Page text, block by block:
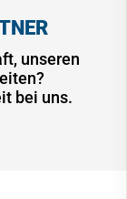
unseren
bei uns.